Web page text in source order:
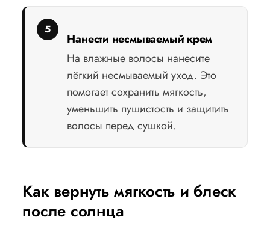
Нанести несмываемый крем
На влажные волосы нанесите
лёгкий несмываемый уход. Это
помогает сохранить мягкость,
уменьшить пушистость и защитить
волосы перед сушкой.
Как вернуть мягкость и блеск
после солнца